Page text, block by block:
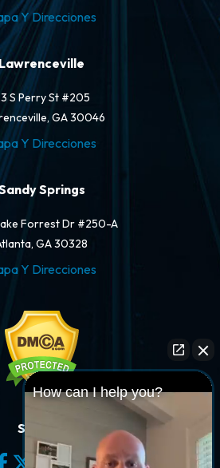
Y Direcciones
S Perry St #205
GA 30046
Y Direcciones
Springs
Forrest Dr #250-A
GA 30328
Y Direcciones
Síganos
How can I help you?